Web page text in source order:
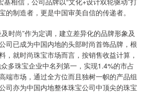
制造者，更是中国审美自信的传递者。
尚”作为定调，建立差异化的品牌形象及
司已成为中国内地的头部时尚首饰品牌，根
，就时尚珠宝市场而言，按销售收益计算，
多珠宝企业中名列第一，实现1.4%的市占
端市场，通过全方位而且独树一帜的产品组
司亦为中国内地整体珠宝公司中顶尖的珠宝